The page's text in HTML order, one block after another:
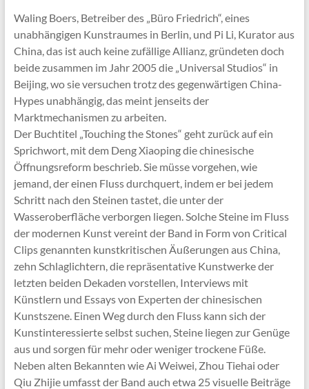
Waling Boers, Betreiber des „Büro Friedrich“, eines
unabhängigen Kunstraumes in Berlin, und Pi Li, Kurator aus
China, das ist auch keine zufällige Allianz, gründeten doch
beide zusammen im Jahr 2005 die „Universal Studios“ in
Beijing, wo sie versuchen trotz des gegenwärtigen China-
Hypes unabhängig, das meint jenseits der
Marktmechanismen zu arbeiten.
Der Buchtitel „Touching the Stones“ geht zurück auf ein
Sprichwort, mit dem Deng Xiaoping die chinesische
Öffnungsreform beschrieb. Sie müsse vorgehen, wie
jemand, der einen Fluss durchquert, indem er bei jedem
Schritt nach den Steinen tastet, die unter der
Wasseroberfläche verborgen liegen. Solche Steine im Fluss
der modernen Kunst vereint der Band in Form von Critical
Clips genannten kunstkritischen Äußerungen aus China,
zehn Schlaglichtern, die repräsentative Kunstwerke der
letzten beiden Dekaden vorstellen, Interviews mit
Künstlern und Essays von Experten der chinesischen
Kunstszene. Einen Weg durch den Fluss kann sich der
Kunstinteressierte selbst suchen, Steine liegen zur Genüge
aus und sorgen für mehr oder weniger trockene Füße.
Neben alten Bekannten wie Ai Weiwei, Zhou Tiehai oder
Qiu Zhijie umfasst der Band auch etwa 25 visuelle Beiträge